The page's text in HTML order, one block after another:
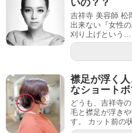
いの？？
吉祥寺 美容師 松
出来ない『女性
刈り上げという...
襟足が浮く
なショートボ
どうも、吉祥寺
毛と襟足が浮き
す。 カット前の